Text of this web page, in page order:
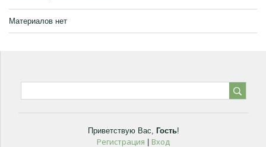
Материалов нет
Приветствую Вас, Гость!
Регистрация Вход